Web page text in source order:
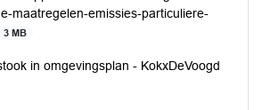
maatregelen-emissies-particuliere-
3 MB
in omgevingsplan - KokxDeVoogd